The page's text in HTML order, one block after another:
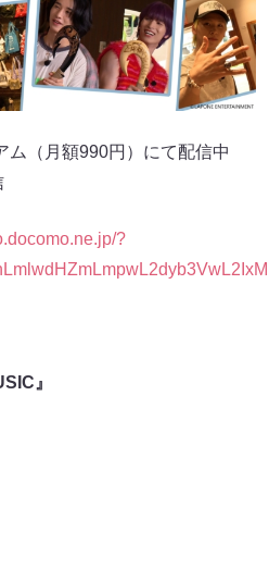
ム（月額990円）にて配信中
?
』